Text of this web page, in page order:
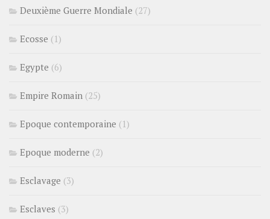
Deuxième Guerre Mondiale (27)
Ecosse (1)
Egypte (6)
Empire Romain (25)
Epoque contemporaine (1)
Epoque moderne (2)
Esclavage (3)
Esclaves (3)